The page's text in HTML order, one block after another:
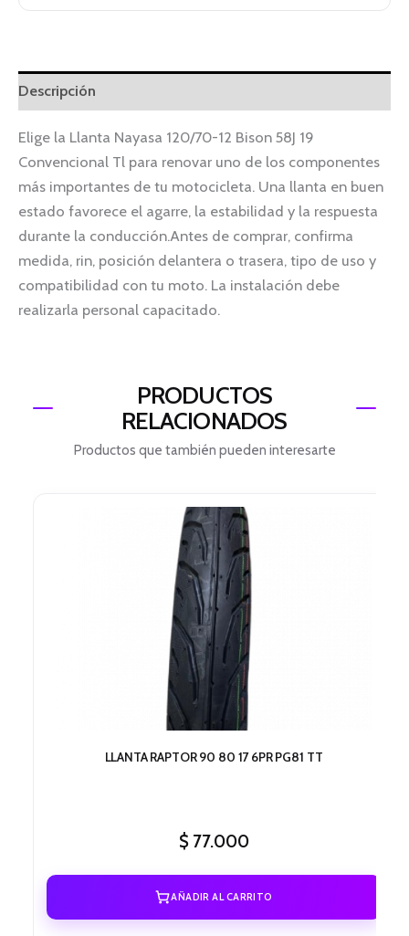
Descripción
Elige la Llanta Nayasa 120/70-12 Bison 58J 19
Convencional Tl para renovar uno de los componentes
más importantes de tu motocicleta. Una llanta en buen
estado favorece el agarre, la estabilidad y la respuesta
durante la conducción.Antes de comprar, confirma
medida, rin, posición delantera o trasera, tipo de uso y
compatibilidad con tu moto. La instalación debe
realizarla personal capacitado.
PRODUCTOS
RELACIONADOS
Productos que también pueden interesarte
LLANTA RAPTOR 90 80 17 6PR PG81 TT
$77.000
AÑADIR AL CARRITO